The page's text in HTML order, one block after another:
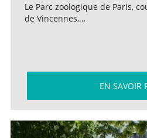
Le Parc zoologique de Paris,
de Vincennes,…
EN SAVOIR